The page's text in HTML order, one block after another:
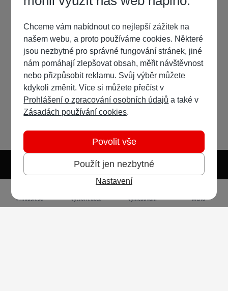
Světlý režim Předvolba systému
Přihlásit se Vytvořit účet Vyhledávání Menu
Chceme vám nabídnout co nejlepší zážitek na
našem webu, a proto používáme cookies. Některé
jsou nezbytné pro správné fungování stránek, jiné
nám pomáhají zlepšovat obsah, měřit návštěvnost
nebo přizpůsobit reklamu. Svůj výběr můžete
kdykoli změnit. Více si můžete přečíst v
Prohlášení o zpracování osobních údajů a také v
Zásadách používání cookies.
Použít jen nezbytné
Povolit vše
Nastavení